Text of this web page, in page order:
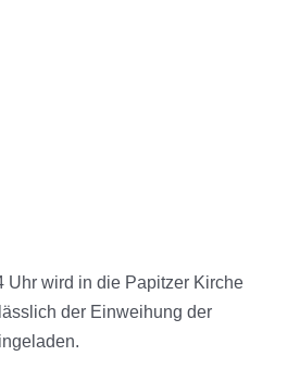
Uhr wird in die Papitzer Kirche
der Einweihung der